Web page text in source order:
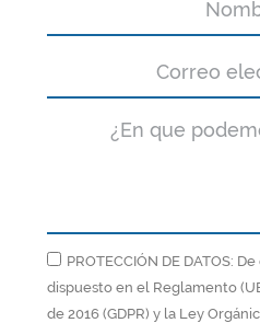
PROTECCIÓN DE DATOS:
dispuesto en el Reglamento
de 2016 (GDPR) y la Ley